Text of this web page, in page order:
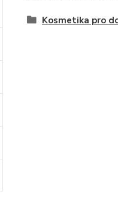
Kosmetika pro